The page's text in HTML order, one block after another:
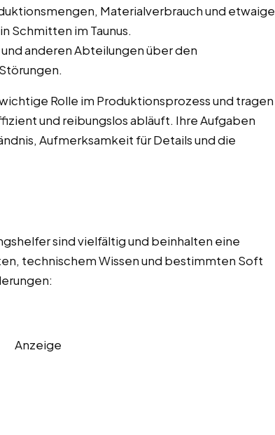
Materialverbrauch und etwaige
Schmitten im Taunus.
anderen Abteilungen über den
Rolle im Produktionsprozess und tragen
und reibungslos abläuft. Ihre Aufgaben
Aufmerksamkeit für Details und die
sind vielfältig und beinhalten eine
technischem Wissen und bestimmten Soft
Anzeige